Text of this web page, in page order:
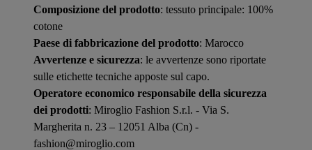
Composizione del prodotto: tessuto principale: 100%
cotone
Paese di fabbricazione del prodotto: Marocco
Avvertenze e sicurezza: le avvertenze sono riportate
sulle etichette tecniche apposte sul capo.
Operatore economico responsabile della sicurezza
dei prodotti: Miroglio Fashion S.r.l. - Via S.
Margherita n. 23 – 12051 Alba (Cn) -
fashion@miroglio.com